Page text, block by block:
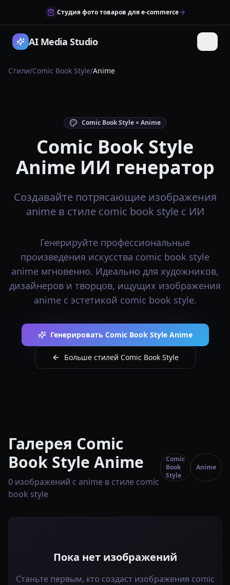
Студия фото товаров для e-commerce
AI Media Studio
Стили/Comic Book Style/Anime
Comic Book Style × Anime
Comic Book Style
Anime ИИ генератор
Создавайте потрясающие изображения
anime в стиле comic book style с ИИ
Генерируйте профессиональные
произведения искусства comic book style
anime мгновенно. Идеально для художников,
дизайнеров и творцов, ищущих изображения
anime с эстетикой comic book style.
Генерировать Comic Book Style Anime
Больше стилей Comic Book Style
Галерея Comic
Book Style Anime
0 изображений с anime в стиле comic
book style
Comic
Book
Style
Anime
Пока нет изображений
Станьте первым, кто создаст изображения comic